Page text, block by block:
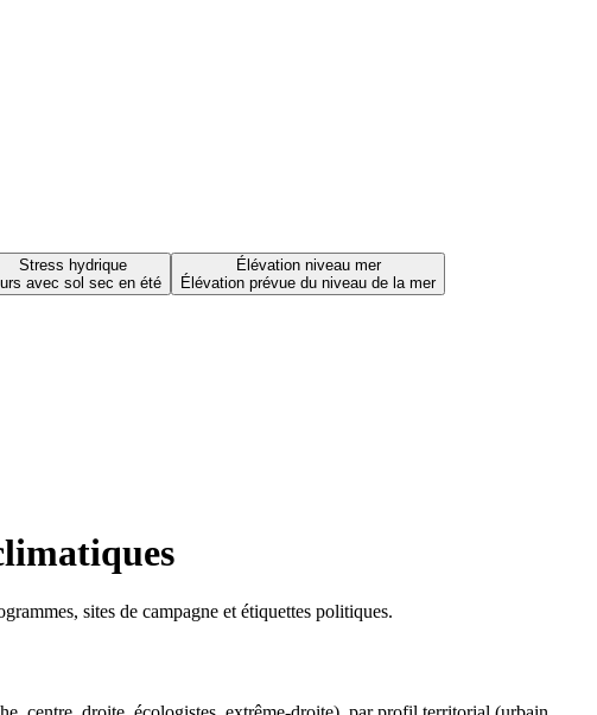
Stress hydrique
avec sol sec en été
Élévation niveau mer
Élévation prévue du niveau de la mer
sites de campagne et étiquettes politiques.